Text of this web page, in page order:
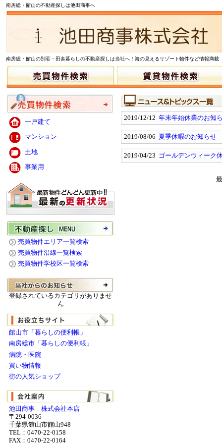
南房総・館山の不動産探しは池田商事へ
南房総・館山の別荘・田舎暮らしの不動産探しは当社へ！海の見えるリゾート物件など情報満載
一戸建て
マンション
土地
事業用
売買物件エリア一覧検索
売買物件沿線一覧検索
売買物件学校区一覧検索
登録されているカテゴリがありませ
ん
館山市「暮らしの便利帳」
南房総市「暮らしの便利帳」
病院・医院
買い物情報
街の人気ショップ
池田商事 株式会社本店
〒294-0036
千葉県館山市館山948
TEL：0470-22-0158
FAX：0470-22-0164
2019/12/12 年末年始休業のお知
2019/08/06 夏季休暇のお知らせ
2019/04/23 ゴールデンウィーク